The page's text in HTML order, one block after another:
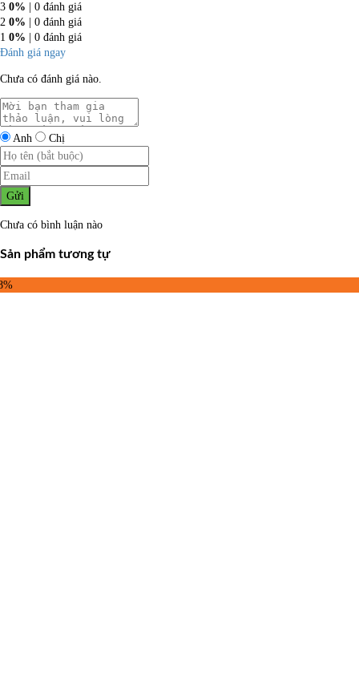
3 0% | 0 đánh giá
2 0% | 0 đánh giá
1 0% | 0 đánh giá
Đánh giá ngay
Chưa có đánh giá nào.
Anh Chị
Gửi
Chưa có bình luận nào
Sản phẩm tương tự